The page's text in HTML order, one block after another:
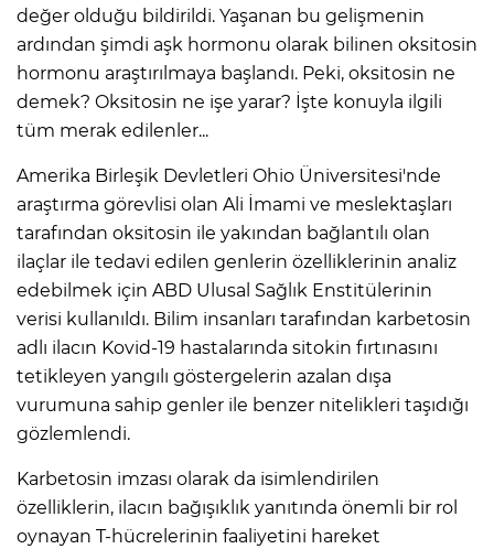
değer olduğu bildirildi. Yaşanan bu gelişmenin
ardından şimdi aşk hormonu olarak bilinen oksitosin
hormonu araştırılmaya başlandı. Peki, oksitosin ne
demek? Oksitosin ne işe yarar? İşte konuyla ilgili
tüm merak edilenler...
Amerika Birleşik Devletleri Ohio Üniversitesi'nde
araştırma görevlisi olan Ali İmami ve meslektaşları
tarafından oksitosin ile yakından bağlantılı olan
ilaçlar ile tedavi edilen genlerin özelliklerinin analiz
edebilmek için ABD Ulusal Sağlık Enstitülerinin
verisi kullanıldı. Bilim insanları tarafından karbetosin
adlı ilacın Kovid-19 hastalarında sitokin fırtınasını
tetikleyen yangılı göstergelerin azalan dışa
vurumuna sahip genler ile benzer nitelikleri taşıdığı
gözlemlendi.
Karbetosin imzası olarak da isimlendirilen
özelliklerin, ilacın bağışıklık yanıtında önemli bir rol
oynayan T-hücrelerinin faaliyetini hareket